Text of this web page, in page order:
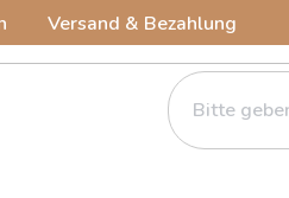
Versand & Bezahlung